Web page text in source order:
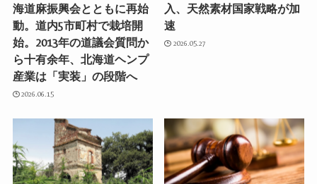
海道麻振興会とともに再始
動。道内5市町村で栽培開
始。2013年の道議会質問か
ら十有余年、北海道ヘンプ
産業は「実装」の段階へ
2026.06.15
入、天然素材国家戦略が加
速
2026.05.27